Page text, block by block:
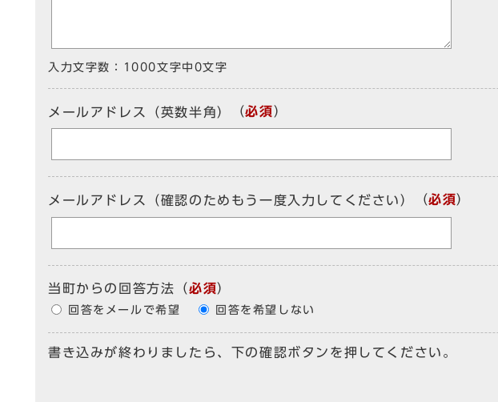
入力文字数： 1000文字中 0文字
メールアドレス（英数半角） （必須）
メールアドレス（確認のためもう一度入力してください） （必須）
当町からの回答方法 （必須）
回答をメールで希望 回答を希望しない
書き込みが終わりましたら、下の確認ボタンを押してください。